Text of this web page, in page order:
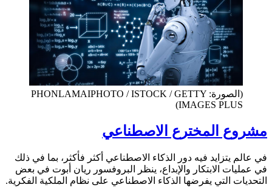
(الصورة: PHONLAMAIPHOTO / ISTOCK / GETTY
IMAGES PLUS)
مشروع المخترع الاصطناعي
في عالم يتزايد فيه دور الذكاء الاصطناعي أكثر فأكثر، بما في ذلك
في عمليات الابتكار والإبداع، ينظر البروفسور ريان أبوت في بعض
التحديات التي يفرضها الذكاء الاصطناعي على نظام الملكية الفكرية.